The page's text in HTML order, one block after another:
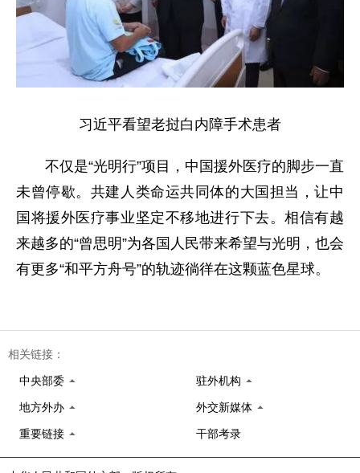
习近平看望老挝白内障手术患者
不仅是“光明行”项目，中国援外医疗的脚步一直
未曾停歇。共建人类命运共同体的大国担当，让中
国将援外医疗事业坚定不移地进行下去。相信有越
来越多的“曾思明”为各国人民带来希望与光明，也会
有更多“和平方舟号”的轨迹徜徉在这颗蓝色星球。
相关链接：
中央部委 驻外机构
地方外办 外交新媒体
重要链接 干部考录